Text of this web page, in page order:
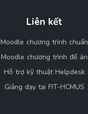
Liên kết
Moodle chương trình chuẩn
Moodle chương trình đề án
Hỗ trợ kỹ thuật Helpdesk
Giảng dạy tại FIT-HCMUS